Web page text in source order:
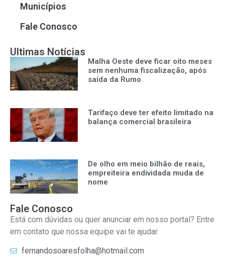
Municípios
Fale Conosco
Ultimas Notícias
Malha Oeste deve ficar oito meses
sem nenhuma fiscalização, após
saída da Rumo
Tarifaço deve ter efeito limitado na
balança comercial brasileira
De olho em meio bilhão de reais,
empreiteira endividada muda de
nome
Fale Conosco
Está com dúvidas ou quer anunciar em nosso portal? Entre
em contato que nossa equipe vai te ajudar.
fernandosoaresfolha@hotmail.com